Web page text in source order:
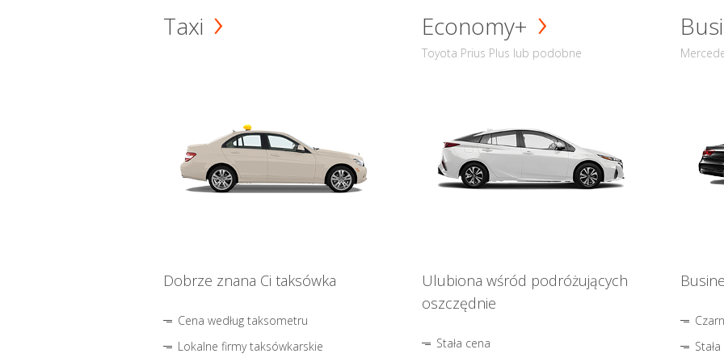
Taxi
Dobrze znana Ci taksówka
Cena według taksometru
Lokalne firmy taksówkarskie
Economy+
Toyota Prius Plus lub podobne
Ulubiona wśród podróżujących
oszczędnie
Stała cena